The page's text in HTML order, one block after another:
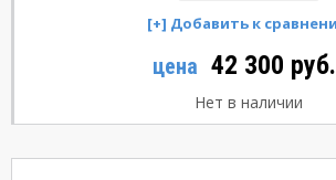
цена 42 300 руб.
Нет в наличии